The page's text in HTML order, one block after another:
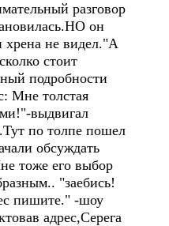
разговор
он
хрена не видел."А
стоит
подробности
Мне толстая
выдвигал
по толпе пошел
обсуждать
тоже его выбор
"заебись!
пишите." -шоу
адрес,Серега